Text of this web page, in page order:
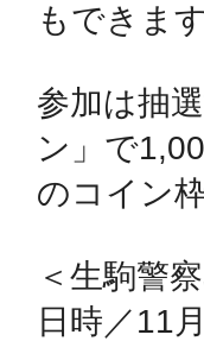
もできま
参加は抽
ン」で
のコイン
＜生駒警
日時／11